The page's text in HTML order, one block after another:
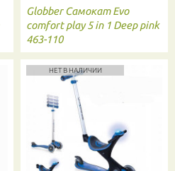
Globber Самокат Evo
comfort play 5 in 1 Deep pink
463-110
НЕТ В НАЛИЧИИ